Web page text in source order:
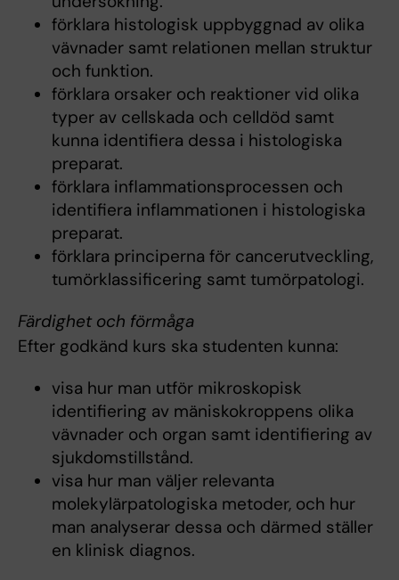
förklara histologisk uppbyggnad av olika
vävnader samt relationen mellan struktur
och funktion.
förklara orsaker och reaktioner vid olika
typer av cellskada och celldöd samt
kunna identifiera dessa i histologiska
preparat.
förklara inflammationsprocessen och
identifiera inflammationen i histologiska
preparat.
förklara principerna för cancerutveckling,
tumörklassificering samt tumörpatologi.
Färdighet och förmåga
Efter godkänd kurs ska studenten kunna:
visa hur man utför mikroskopisk
identifiering av mäniskokroppens olika
vävnader och organ samt identifiering av
sjukdomstillstånd.
visa hur man väljer relevanta
molekylärpatologiska metoder, och hur
man analyserar dessa och därmed ställer
en klinisk diagnos.